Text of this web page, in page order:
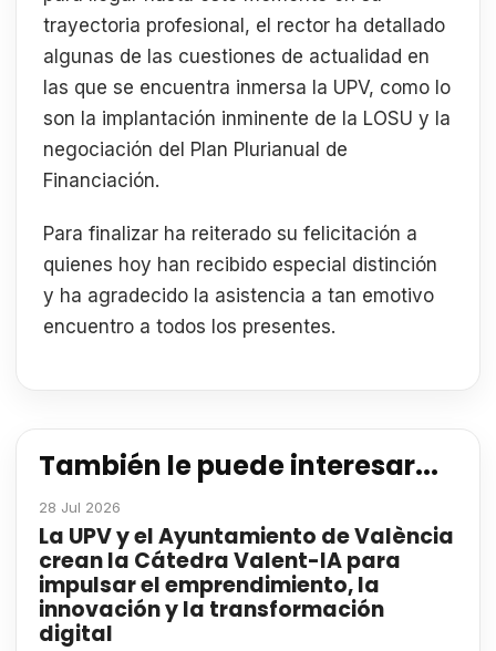
trayectoria profesional, el rector ha detallado
algunas de las cuestiones de actualidad en
las que se encuentra inmersa la UPV, como lo
son la implantación inminente de la LOSU y la
negociación del Plan Plurianual de
Financiación.
Para finalizar ha reiterado su felicitación a
quienes hoy han recibido especial distinción
y ha agradecido la asistencia a tan emotivo
encuentro a todos los presentes.
También le puede interesar...
28 Jul 2026
La UPV y el Ayuntamiento de València
crean la Cátedra Valent-IA para
impulsar el emprendimiento, la
innovación y la transformación
digital